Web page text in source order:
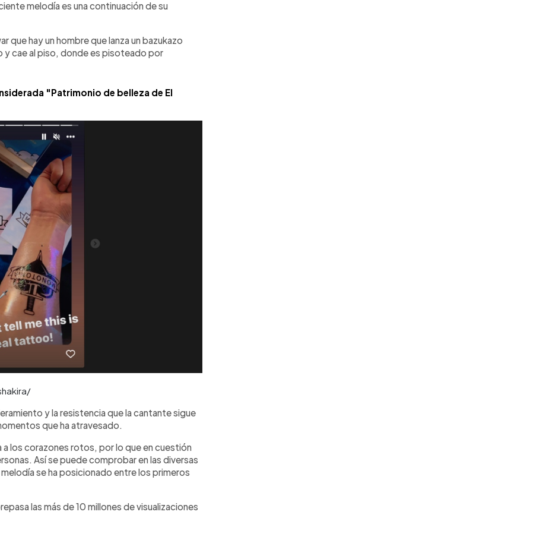
melodía es una continuación de su
que hay un hombre que lanza un bazukazo
y cae al piso, donde es pisoteado por
"Patrimonio de belleza de El
y la resistencia que la cantante sigue
que ha atravesado.
a los corazones rotos, por lo que en cuestión
Así se puede comprobar en las diversas
se ha posicionado entre los primeros
las más de 10 millones de visualizaciones